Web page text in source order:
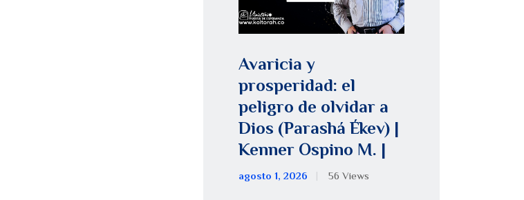
Avaricia y
prosperidad: el
peligro de olvidar a
Dios (Parashá Ékev) |
Kenner Ospino M. |
agosto 1, 2026 56 Views